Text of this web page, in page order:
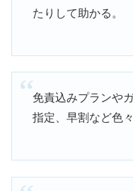
たりして助かる。
免責込みプランや
指定、早割など色